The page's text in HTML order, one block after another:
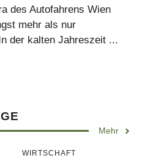
des Autofahrens Wien
mehr als nur
der kalten Jahreszeit ...
Mehr
WIRTSCHAFT